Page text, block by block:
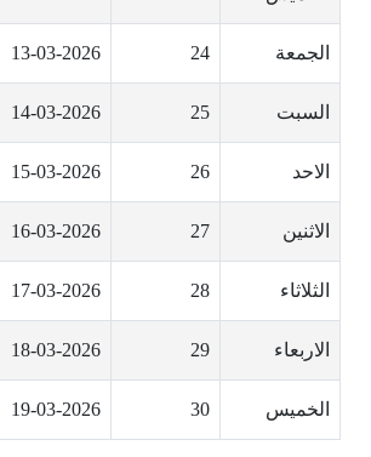
الجمعة 24
13-03-2026
السبت 25
14-03-2026
الاحد 26
15-03-2026
الاثنين 27
16-03-2026
الثلاثاء 28
17-03-2026
الاربعاء 29
18-03-2026
الخميس 30
19-03-2026